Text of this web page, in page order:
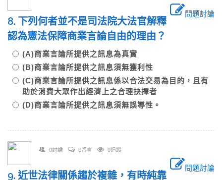
問題討論
8. 下列何者並不是司法院大法官解釋
認為憲法保障商業言論自由的理由？
(A)商業言論所提供之訊息為真實
(B)商業言論所提供之訊息須無獲利性
(C)商業言論所提供之訊息係以合法交易為目的，且有
助於消費大眾作出經濟上之合理抉擇者
(D)商業言論所提供之訊息須無誤導性。
0討論 0留言 0追蹤
問題討論
9. 近世法律關係趨於複雜，有時純靠